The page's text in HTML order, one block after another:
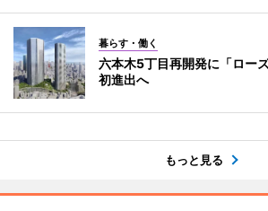
暮らす・働く
六本木5丁目再開発に「ロー
初進出へ
もっと見る